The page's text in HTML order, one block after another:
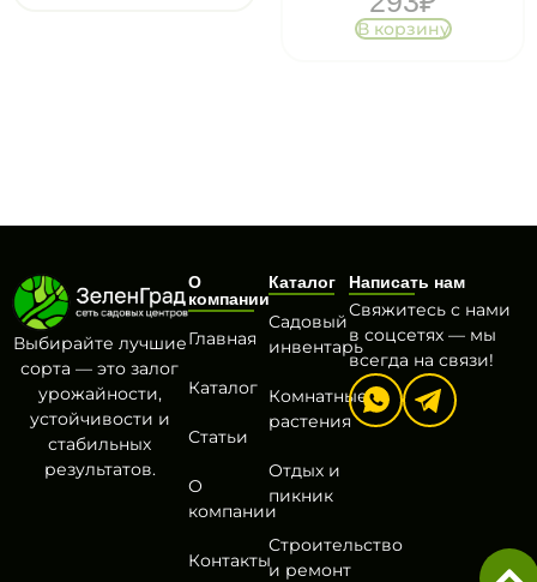
В корзину
Выбирайте лучшие
сорта — это залог
урожайности,
устойчивости и
стабильных
результатов.
О
компании
Главная
Каталог
Статьи
О
компании
Контакты
Каталог
Садовый
инвентарь
Комнатные
растения
Отдых и
пикник
Строительство
и ремонт
Написать нам
Свяжитесь с нами
в соцсетях — мы
всегда на связи!